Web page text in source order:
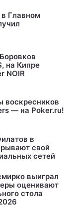
Главном
на Кипре
NOIR
воскресников
— на Poker.ru!
в
свой
сетей
выиграл
оценивают
стола